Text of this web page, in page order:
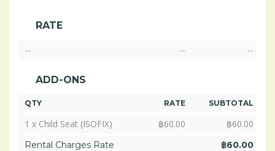
RATE
-- -- --
ADD-ONS
QTY RATE SUBTOTAL
1 x Child Seat (ISOFIX) ฿60.00 ฿60.00
Rental Charges Rate ฿60.00